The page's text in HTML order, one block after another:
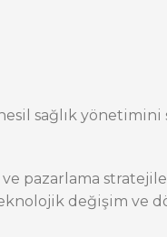
sağlık
pazarlama
değişim ve